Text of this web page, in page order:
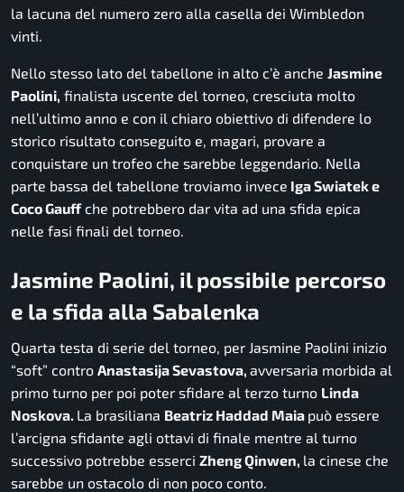
la lacuna del numero zero alla casella dei Wimbledon
vinti.
Nello stesso lato del tabellone in alto c’è anche Jasmine
Paolini, finalista uscente del torneo, cresciuta molto
nell’ultimo anno e con il chiaro obiettivo di difendere lo
storico risultato conseguito e, magari, provare a
conquistare un trofeo che sarebbe leggendario. Nella
parte bassa del tabellone troviamo invece Iga Swiatek e
Coco Gauffche potrebbero dar vita ad una sfida epica
nelle fasi finali del torneo.
Jasmine Paolini, il possibile percorso
e la sfida alla Sabalenka
Quarta testa di serie del torneo, per Jasmine Paolini inizio
“soft” contro Anastasija Sevastova, avversaria morbida al
primo turno per poi poter sfidare al terzo turno Linda
Noskova. La brasiliana Beatriz Haddad Maia può essere
l’arcigna sfidante agli ottavi di finale mentre al turno
successivo potrebbe esserci Zheng Qinwen, la cinese che
sarebbe un ostacolo di non poco conto.